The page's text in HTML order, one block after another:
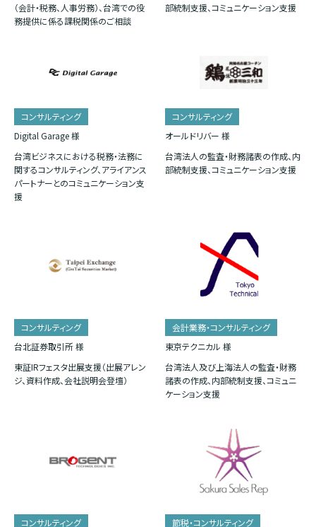
（会計・税務、人事労務）、台湾での役
務提供に係る課税関係のご相談
部統制支援、コミュニケーション支援
コンサルティング
Digital Garage 様
台湾ビジネスにおける税務・法務に
関するコンサルティング、アライアンス
パートナーとのコミュニケーション支
援
コンサルティング
オールドリバー 様
台湾法人の監査・財務諸表の作成、内
部統制支援、コミュニケーション支援
コンサルティング
台北証券取引所 様
東証IRフェスタ出展支援（出展アレン
ジ、資料作成、会社説明会登壇）
会計業務・コンサルティング
東京テクニカル 様
台湾法人及び上海法人の監査・財務
諸表の作成、内部統制支援、コミュニ
ケーション支援
コンサルティング
節税・コンサルティング